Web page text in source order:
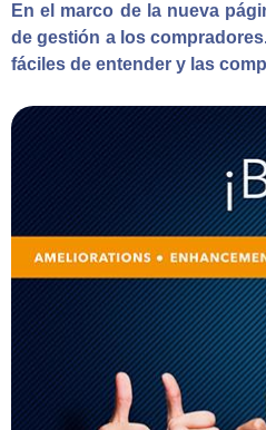
En el marco de la nueva
de gestión a los
fáciles de entender y las